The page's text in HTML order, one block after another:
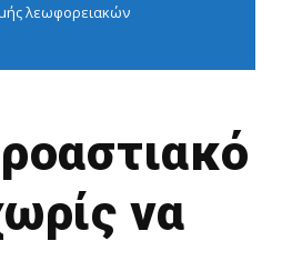
λεωφορειακών
να